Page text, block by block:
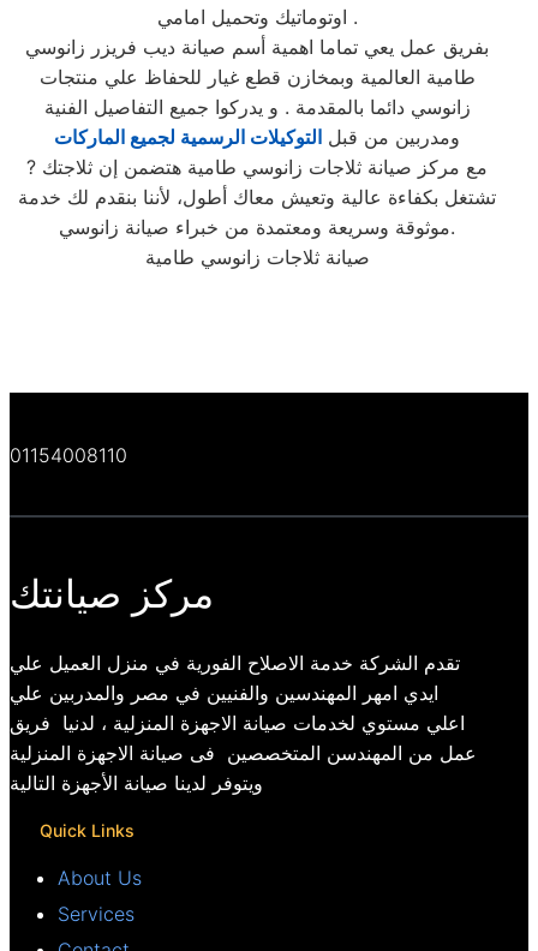
اوتوماتيك وتحميل امامي .
بفريق عمل يعي تماما اهمية أسم صيانة ديب فريزر زانوسي
طامية العالمية وبمخازن قطع غيار للحفاظ علي منتجات
زانوسي دائما بالمقدمة . و يدركوا جميع التفاصيل الفنية
ومدربين من قبل التوكيلات الرسمية لجميع الماركات
? مع مركز صيانة ثلاجات زانوسي طامية هتضمن إن ثلاجتك
تشتغل بكفاءة عالية وتعيش معاك أطول، لأننا بنقدم لك خدمة
موثوقة وسريعة ومعتمدة من خبراء صيانة زانوسي.
صيانة ثلاجات زانوسي طامية
01154008110
مركز صيانتك
تقدم الشركة خدمة الاصلاح الفورية في منزل العميل علي
ايدي امهر المهندسين والفنيين في مصر والمدربين علي
اعلي مستوي لخدمات صيانة الاجهزة المنزلية ، لدنيا فريق
عمل من المهندسن المتخصصين فى صيانة الاجهزة المنزلية
ويتوفر لدينا صيانة الأجهزة التالية
Quick Links
About Us
Services